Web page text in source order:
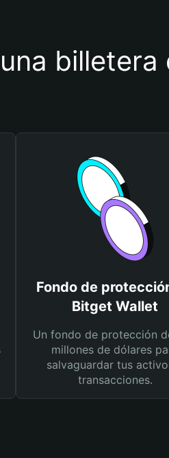
billetera
Fondo de
Bitget Wallet
Un fondo de protección
millones de dólares
salvaguardar tus
transacciones.